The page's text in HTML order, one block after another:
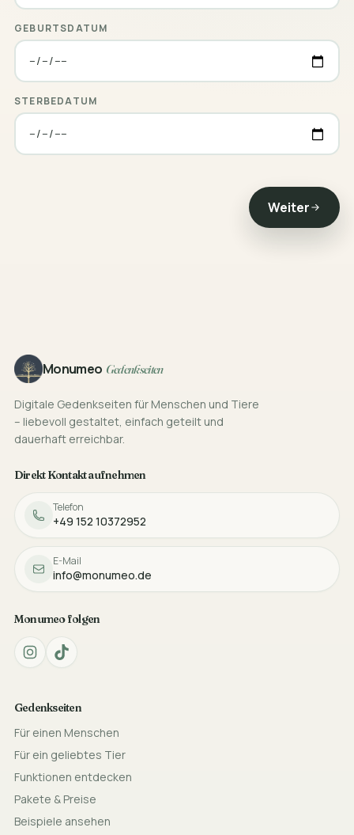
GEBURTSDATUM
STERBEDATUM
Weiter
FooterMonumeo Gedenkseiten
Digitale Gedenkseiten für Menschen und Tiere
– liebevoll gestaltet, einfach geteilt und
dauerhaft erreichbar.
Direkt Kontakt aufnehmen
Telefon
+49 152 10372952
E-Mail
info@monumeo.de
Monumeo folgen
Gedenkseiten
Für einen Menschen
Für ein geliebtes Tier
Funktionen entdecken
Pakete & Preise
Beispiele ansehen